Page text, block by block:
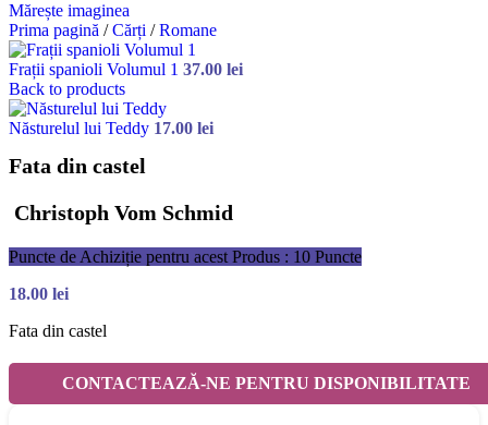
Mărește imaginea
Prima pagină / Cărți / Romane
Frații spanioli Volumul 1 37.00 lei
Back to products
Năsturelul lui Teddy 17.00 lei
Fata din castel
Christoph Vom Schmid
Puncte de Achiziție pentru acest Produs : 10 Puncte
18.00 lei
Fata din castel
CONTACTEAZĂ-NE PENTRU DISPONIBILITATE